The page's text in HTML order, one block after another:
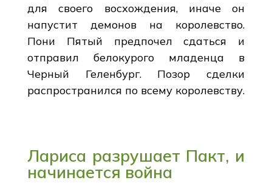
для своего восхождения, иначе он
напустит демонов на королевство.
Пони Пятый предпочел сдаться и
отправил белокурого младенца в
Черный Геленбург. Позор сделки
распространился по всему королевству.
Лариса разрушает Пакт, и
начинается война